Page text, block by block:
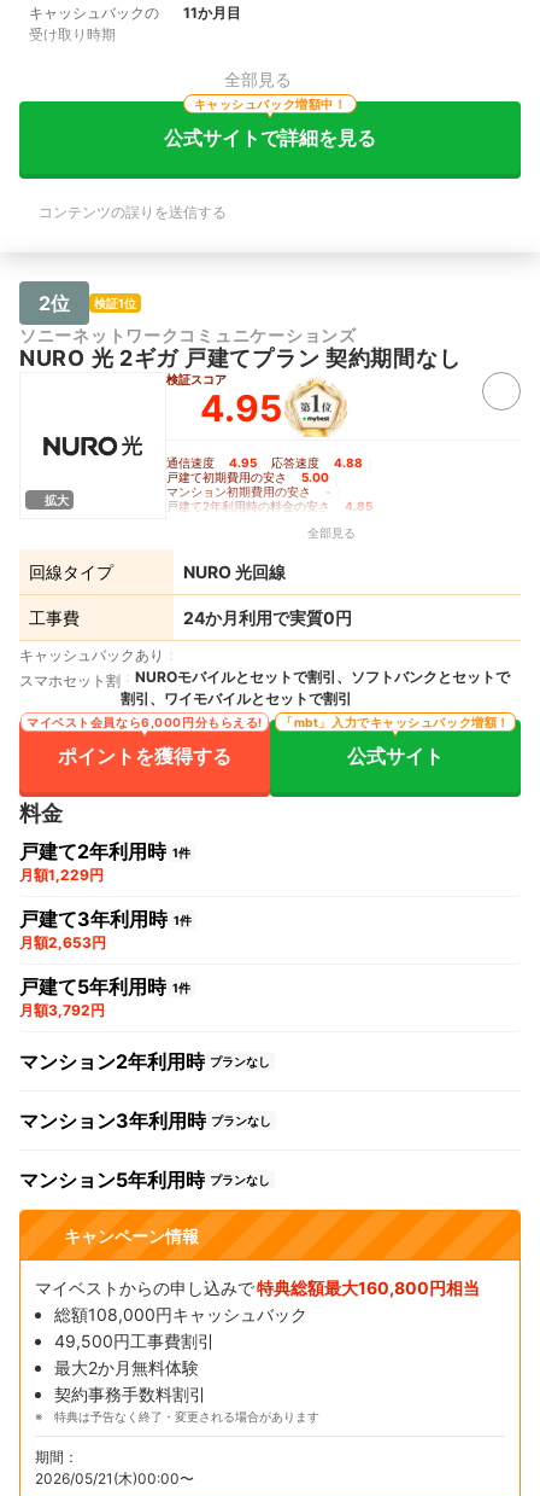
キャッシュバックの
受け取り時期
11か月目
全部見る
公式サイトで詳細を見る
キャッシュバック増額中！
コンテンツの誤りを送信する
2位 検証1位
ソニーネットワークコミュニケーションズ
NURO 光 2ギガ 戸建てプラン 契約期間なし
拡大
検証スコア
4.95
通信速度 4.95 応答速度 4.88
戸建て初期費用の安さ 5.00
マンション初期費用の安さ -
戸建て2年利用時の料金の安さ 4.85
戸建て5年利用時の料金の安さ 5.00
マンション2年利用時の料金の安さ
マンション3年利用時の料金の安さ
マンション5年利用時の料金の安さ
Wi-Fiルーターレンタルの充実度 4.90
全部見る
回線タイプ NURO 光回線
工事費 24か月利用で実質0円
キャッシュバックあり
スマホセット割
NUROモバイルとセットで割引、ソフトバンクとセットで
割引、ワイモバイルとセットで割引
ポイントを獲得する
マイベスト会員なら6,000円分もらえる!
公式サイト
「mbt」入力でキャッシュバック増額！
料金
戸建て2年利用時 1件
月額1,229円
戸建て3年利用時 1件
月額2,653円
戸建て5年利用時 1件
月額3,792円
マンション2年利用時 プランなし
マンション3年利用時 プランなし
マンション5年利用時 プランなし
キャンペーン情報
マイベストからの申し込みで特典総額最大160,800円相当
総額108,000円キャッシュバック
49,500円工事費割引
最大2か月無料体験
契約事務手数料割引
特典は予告なく終了・変更される場合があります
期間：
2026/05/21(木)00:00〜